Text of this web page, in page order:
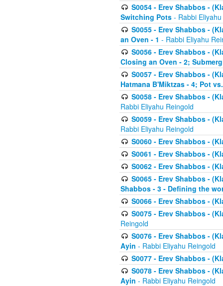
S0054 - Erev Shabbos -
Switching Pots - Rabbi
S0055 - Erev Shabbos -
an Oven - 1 - Rabbi Eliyahu
S0056 - Erev Shabbos -
Closing an Oven - 2;
S0057 - Erev Shabbos -
Hatmana B'Miktzas - 4; Pot
S0058 - Erev Shabbos -
Rabbi Eliyahu Reingold
S0059 - Erev Shabbos -
Rabbi Eliyahu Reingold
S0060 - Erev Shabbos -
S0061 - Erev Shabbos -
S0062 - Erev Shabbos -
S0065 - Erev Shabbos -
Shabbos - 3 - Defining the
S0066 - Erev Shabbos -
S0075 - Erev Shabbos -
Reingold
S0076 - Erev Shabbos -
Ayin - Rabbi Eliyahu Reingold
S0077 - Erev Shabbos -
S0078 - Erev Shabbos -
Ayin - Rabbi Eliyahu Reingold